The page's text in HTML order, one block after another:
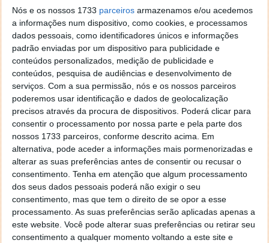
Nós e os nossos 1733 parceiros armazenamos e/ou acedemos
a informações num dispositivo, como cookies, e processamos
dados pessoais, como identificadores únicos e informações
padrão enviadas por um dispositivo para publicidade e
conteúdos personalizados, medição de publicidade e
conteúdos, pesquisa de audiências e desenvolvimento de
serviços. Com a sua permissão, nós e os nossos parceiros
poderemos usar identificação e dados de geolocalização
precisos através da procura de dispositivos. Poderá clicar para
consentir o processamento por nossa parte e pela parte dos
nossos 1733 parceiros, conforme descrito acima. Em
alternativa, pode aceder a informações mais pormenorizadas e
alterar as suas preferências antes de consentir ou recusar o
consentimento. Tenha em atenção que algum processamento
dos seus dados pessoais poderá não exigir o seu
consentimento, mas que tem o direito de se opor a esse
processamento. As suas preferências serão aplicadas apenas a
este website. Você pode alterar suas preferências ou retirar seu
consentimento a qualquer momento voltando a este site e
tentei apagar o explorer na tentativa de forçar o uso do
firefox mas em vao. Kaso te lembres de outra dica fico
agradecido, caso contrario obrigado a mesma
Responder
Vítor M.
7 de Novembro de 2005 às 01:39
@Reporter
Desculpa mas o link funciona. Seja como for segue por mail
o MSn Messenger 8.
Responder
Vítor M.
7 de Novembro de 2005 às 11:21
@Rui
Tens de encontrar o que te falei. Faz da seguinte maneira,
janela iniciar e no topo dessa janela com o botão direito do
rato faz propriedades. Depois no separador Menu ‘Iniciar’
clica no botão ‘Personalizar’ aí encontrarás no separador
geral a opção para escolheres o Browser com que queres